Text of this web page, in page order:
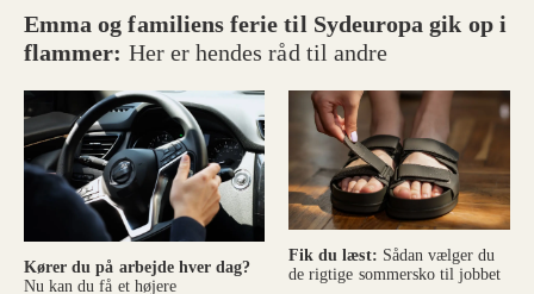
Emma og familiens ferie til Sydeuropa gik op i
flammer: Her er hendes råd til andre
Kører du på arbejde hver dag?
Nu kan du få et højere
Fik du læst: Sådan vælger du
de rigtige sommersko til jobbet